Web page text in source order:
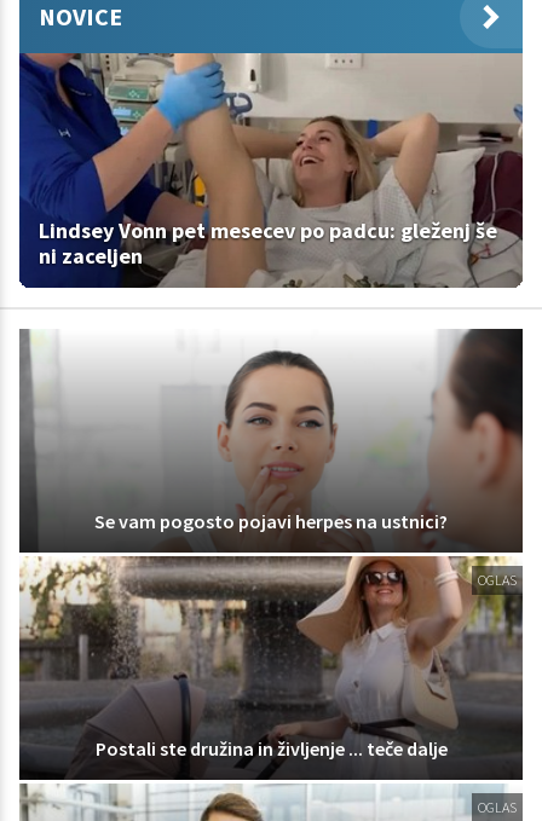
NOVICE
Lindsey Vonn pet mesecev po padcu: gleženj še
ni zaceljen
Se vam pogosto pojavi herpes na ustnici?
OGLAS
Postali ste družina in življenje ... teče dalje
OGLAS